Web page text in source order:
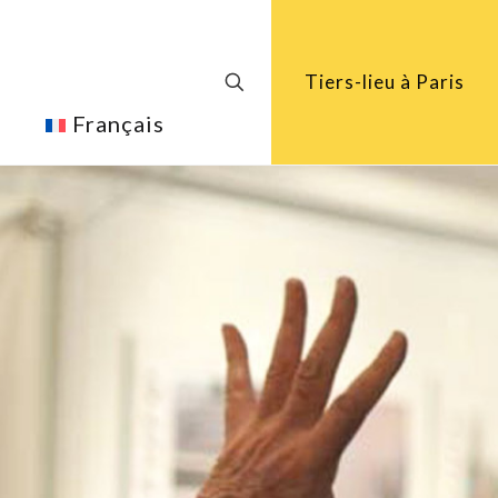
Français
Tiers-lieu à Paris